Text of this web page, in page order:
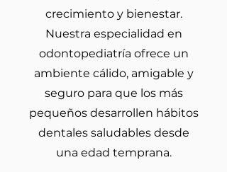
crecimiento y bienestar.
Nuestra especialidad en
odontopediatría ofrece un
ambiente cálido, amigable y
seguro para que los más
pequeños desarrollen hábitos
dentales saludables desde
una edad temprana.